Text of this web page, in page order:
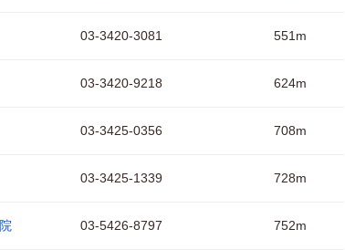
03-3420-3081 551m
03-3420-9218 624m
03-3425-0356 708m
03-3425-1339 728m
03-5426-8797 752m